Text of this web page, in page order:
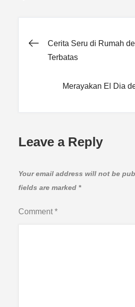
Post
Cerita Seru di Rumah
Terbatas
Merayakan El Dia
Leave a Reply
Your email address will not be
fields are marked *
Comment*